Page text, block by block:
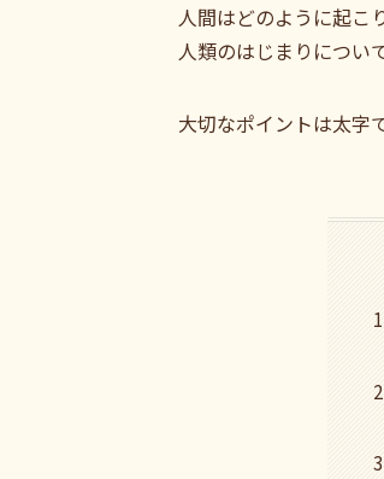
人間はどのように起こ
人類のはじまりについ
大切なポイントは太字